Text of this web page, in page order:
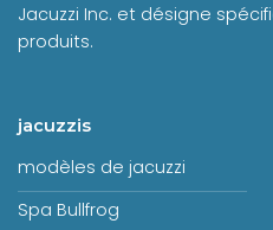
Jacuzzi Inc. et désigne
produits.
jacuzzis
modèles de jacuzzi
Spa Bullfrog